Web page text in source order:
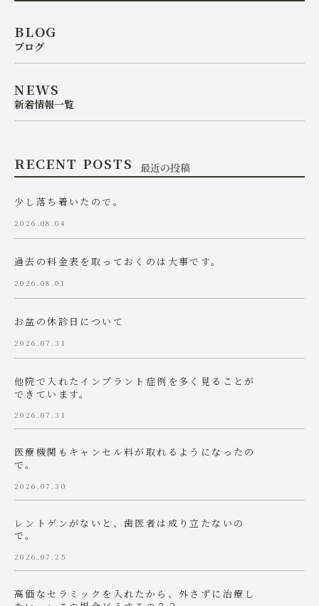
BLOG
ブログ
NEWS
新着情報一覧
RECENT POSTS 最近の投稿
少し落ち着いたので。
2026.08.04
過去の料金表を取っておくのは大事です。
2026.08.01
お盆の休診日について
2026.07.31
他院で入れたインプラント症例を多く見ることが
できています。
2026.07.31
医療機関もキャンセル料が取れるようになったの
で。
2026.07.30
レントゲンがないと、歯医者は成り立たないの
で。
2026.07.25
高価なセラミックを入れたから、外さずに治療し